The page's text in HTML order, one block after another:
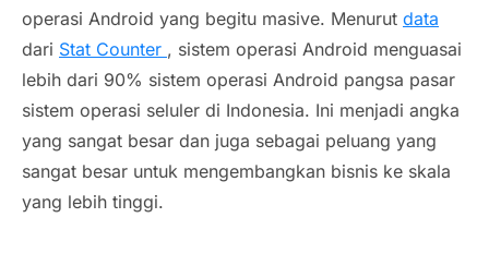
operasi Android yang begitu masive. Menurut data
dari Stat Counter , sistem operasi Android menguasai
lebih dari 90% sistem operasi Android pangsa pasar
sistem operasi seluler di Indonesia. Ini menjadi angka
yang sangat besar dan juga sebagai peluang yang
sangat besar untuk mengembangkan bisnis ke skala
yang lebih tinggi.